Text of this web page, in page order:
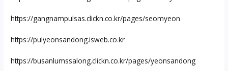
https://gangnampulsas.clickn.co.kr/pages/seomyeon
https://pulyeonsandong.isweb.co.kr
https://busanlumssalong.clickn.co.kr/pages/yeonsandong